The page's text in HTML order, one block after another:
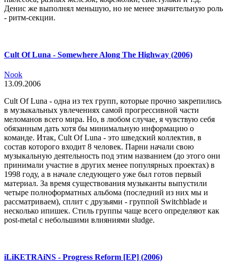
Денис же выполнял меньшую, но не менее значительную роль
- ритм-секции.
Cult Of Luna - Somewhere Along The Highway (2006)
Nook
13.09.2006
Cult Of Luna - одна из тех групп, которые прочно закрепились
в музыкальных увлечениях самой прогрессивной части
меломанов всего мира. Но, в любом случае, я чувствую себя
обязанным дать хотя бы минимальную информацию о
команде. Итак, Cult Of Luna - это шведский коллектив, в
состав которого входит 8 человек. Парни начали свою
музыкальную деятельность под этим названием (до этого они
принимали участие в других менее популярных проектах) в
1998 году, а в начале следующего уже был готов первый
материал. За время существования музыканты выпустили
четыре полноформатных альбома (последний из них мы и
рассматриваем), сплит с друзьями - группой Switchblade и
несколько ипишек. Стиль группы чаще всего определяют как
post-metal с небольшими влияниями sludge.
iLiKETRAiNS - Progress Reform [EP] (2006)